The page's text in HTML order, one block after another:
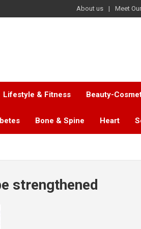
About us Meet
Lifestyle & Fitness Beauty-
Bone & Spine Heart
strengthened